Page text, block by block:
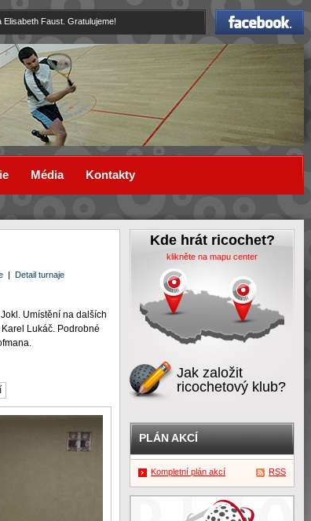
Facebook
Faust. Gratulujeme!
| Detail turnaje
Umístění na dalších
Lukáč. Podrobné
Média Kontakty
Kde hrát ricochet?
klikněte na mapu center
Jak založit
ricochetový klub?
PLÁN AKCÍ
Kompletní plán akcí RSS